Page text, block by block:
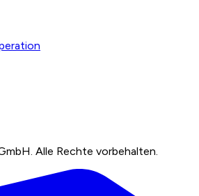
Alle Rechte vorbehalten.